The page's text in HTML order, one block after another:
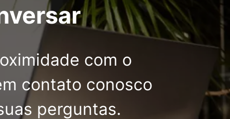
com o
contato conosco
perguntas.